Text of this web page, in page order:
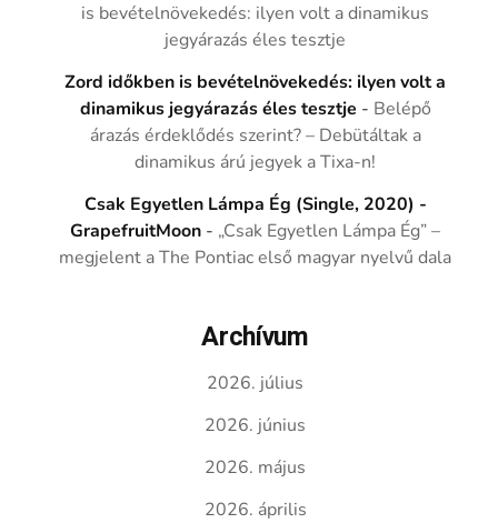
is bevételnövekedés: ilyen volt a dinamikus
jegyárazás éles tesztje
Zord időkben is bevételnövekedés: ilyen volt a
dinamikus jegyárazás éles tesztje - Belépő
árazás érdeklődés szerint? – Debütáltak a
dinamikus árú jegyek a Tixa-n!
Csak Egyetlen Lámpa Ég (Single, 2020) -
GrapefruitMoon - „Csak Egyetlen Lámpa Ég” –
megjelent a The Pontiac első magyar nyelvű dala
Archívum
2026. július
2026. június
2026. május
2026. április